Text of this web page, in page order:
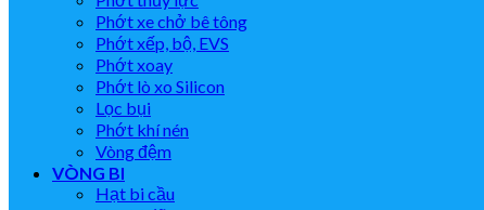
Phớt xe chở bê tông
Phớt xếp, bộ, EVS
Phớt xoay
Phớt lò xo Silicon
Lọc bụi
Phớt khí nén
Vòng đệm
VÒNG BI
Hạt bi cầu